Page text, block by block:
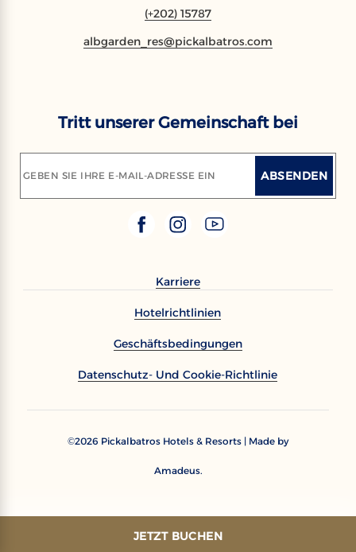
JETZT BUCHEN
(+202) 15787
albgarden_res@pickalbatros.com
Tritt unserer Gemeinschaft bei
GEBEN SIE IHRE E-MAIL-ADRESSE EIN ABSENDEN
Karriere
Hotelrichtlinien
Geschäftsbedingungen
Datenschutz- Und Cookie-Richtlinie
©2026 Pickalbatros Hotels & Resorts | Made by
Amadeus.